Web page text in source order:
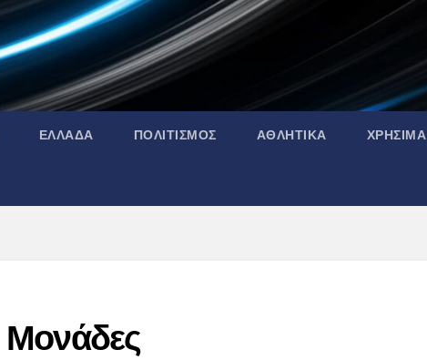
ΕΛΛΑΔΑ ΠΟΛΙΤΙΣΜΟΣ ΑΘΛΗΤΙΚΑ ΧΡΗΣΙΜΑ
Μονάδες